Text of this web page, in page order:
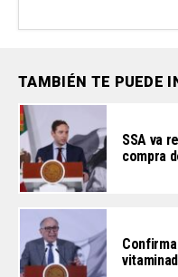
TAMBIÉN TE PUEDE
SSA va
compra